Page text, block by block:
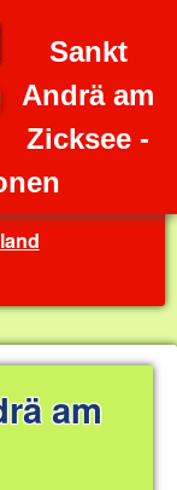
Sankt
Andrä am
Zicksee -
am